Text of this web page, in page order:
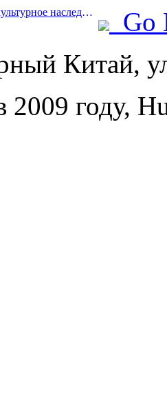
Prev:Нематериальное культурное наследие определяет гостиничную моду. Какими будут элитные курортные отели в следующий раз?
Go
Китай,
2009 году,